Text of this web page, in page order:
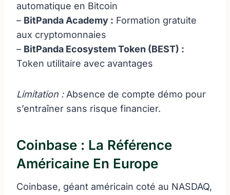
automatique en Bitcoin
– BitPanda Academy : Formation gratuite
aux cryptomonnaies
– BitPanda Ecosystem Token (BEST) :
Token utilitaire avec avantages
Limitation :Absence de compte démo pour
s’entraîner sans risque financier.
Coinbase : La Référence
Américaine En Europe
Coinbase, géant américain coté au NASDAQ,